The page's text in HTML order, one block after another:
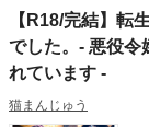
【R18/完結】転
でした。- 悪役令
れています -
猫まんじゅう